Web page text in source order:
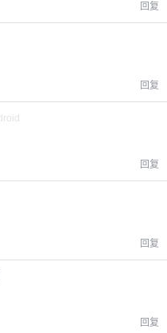
回复
回复
回复
回复
回复